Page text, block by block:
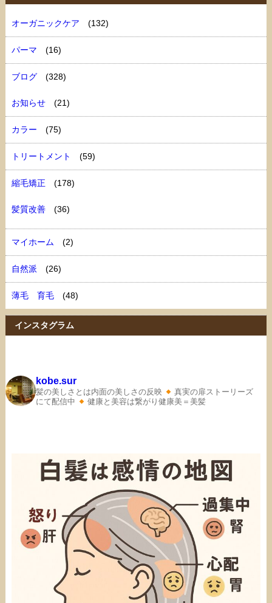
オーガニックケア (132)
パーマ (16)
ブログ (328)
お知らせ (21)
カラー (75)
トリートメント (59)
縮毛矯正 (178)
髪質改善 (36)
マイホーム (2)
自然派 (26)
薄毛 育毛 (48)
インスタグラム
kobe.sur
髪の美しさとは内面の美しさの反映
真実の扉ストーリーズ
にて配信中
健康と美容は繋がり健康美＝美髪